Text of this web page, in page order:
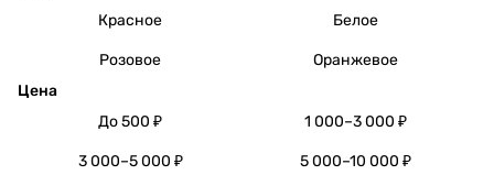
Красное
Белое
Розовое
Оранжевое
Цена
До 500 ₽
1 000–3 000 ₽
3 000–5 000 ₽ 5 000–10 000 ₽